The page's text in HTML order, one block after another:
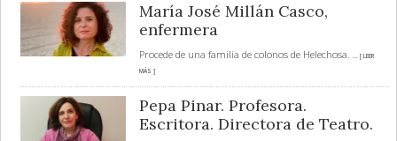
María José Millán Casco,
enfermera
Procede de una familia de colonos de Helechosa. ... [ LEER
MÁS ]
Pepa Pinar. Profesora.
Escritora. Directora de Teatro.